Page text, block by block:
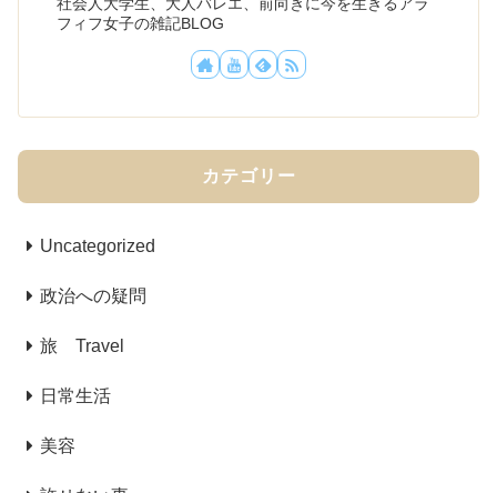
社会人大学生、大人バレエ、前向きに今を生きるアラ
フィフ女子の雑記BLOG
カテゴリー
Uncategorized
政治への疑問
旅 Travel
日常生活
美容